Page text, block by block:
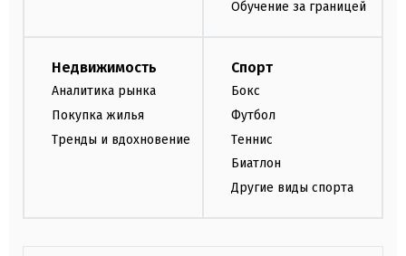
Обучение за границей
Недвижимость
Аналитика рынка
Покупка жилья
Тренды и вдохновение
Спорт
Бокс
Футбол
Теннис
Биатлон
Другие виды спорта